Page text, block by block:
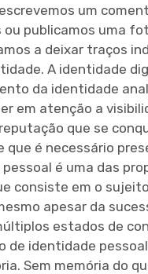
um
ou publicamos uma
a deixar traços
A identidade
da identidade
em atenção a
que se
que é necessário
é uma das
consiste em o
apesar da
estados de
de identidade
Sem memória do